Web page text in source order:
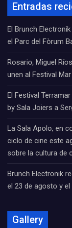
Entradas
El Brunch
el Parc del Fòrum
Rosario, Miguel
unen al Festival
El Festival
by Sala Joiers a
La Sala Apolo, en
ciclo de cine este
sobre la cultura de
Brunch Electronik
el 23 de agosto y
Gallery